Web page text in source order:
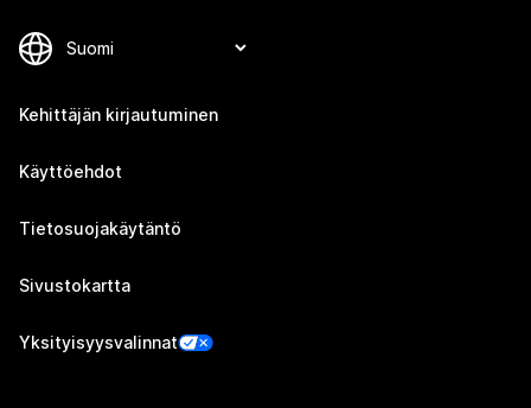
Kehittäjän kirjautuminen
Käyttöehdot
Tietosuojakäytäntö
Sivustokartta
Yksityisyysvalinnat